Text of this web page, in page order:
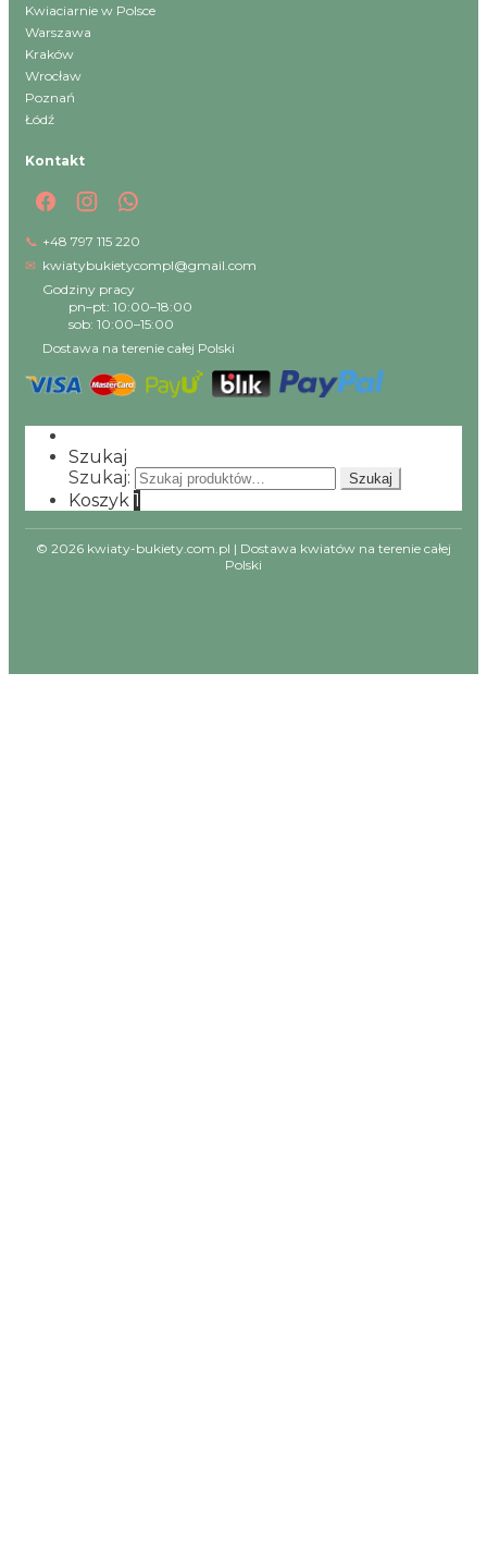
Kwiaciarnie w Polsce
Warszawa
Kraków
Wrocław
Poznań
Łódź
Kontakt
📞 +48 797 115 220
✉ kwiatybukietycompl@gmail.com
Godziny pracy
pn–pt: 10:00–18:00
sob: 10:00–15:00
Dostawa na terenie całej Polski
Szukaj
Szukaj:
Szukaj
Koszyk 1
© 2026 kwiaty-bukiety.com.pl | Dostawa kwiatów na terenie całej
Polski